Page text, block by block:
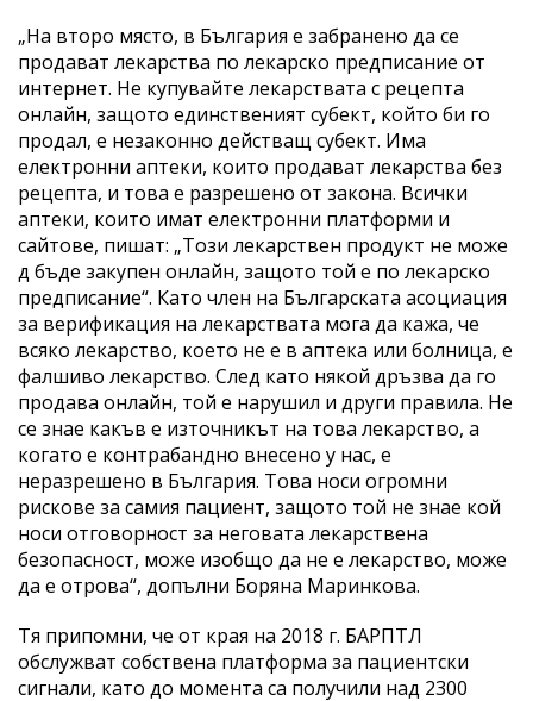
„На второ място, в България е забранено да се
продават лекарства по лекарско предписание от
интернет. Не купувайте лекарствата с рецепта
онлайн, защото единственият субект, който би го
продал, е незаконно действащ субект. Има
електронни аптеки, които продават лекарства без
рецепта, и това е разрешено от закона. Всички
аптеки, които имат електронни платформи и
сайтове, пишат: „Този лекарствен продукт не може
д бъде закупен онлайн, защото той е по лекарско
предписание“. Като член на Българската асоциация
за верификация на лекарствата мога да кажа, че
всяко лекарство, което не е в аптека или болница, е
фалшиво лекарство. След като някой дръзва да го
продава онлайн, той е нарушил и други правила. Не
се знае какъв е източникът на това лекарство, а
когато е контрабандно внесено у нас, е
неразрешено в България. Това носи огромни
рискове за самия пациент, защото той не знае кой
носи отговорност за неговата лекарствена
безопасност, може изобщо да не е лекарство, може
да е отрова“, допълни Боряна Маринкова.
Тя припомни, че от края на 2018 г. БАРПТЛ
обслужват собствена платформа за пациентски
сигнали, като до момента са получили над 2300